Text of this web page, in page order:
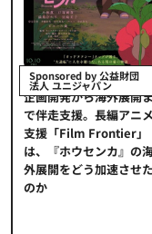
Sponsored by 公益財団
法人 ユニジャパン
企画開発から海外展開
で伴走支援。長編アニメ
支援「Film Frontier」
は、『ホウセンカ』の
外展開をどう加速させた
のか